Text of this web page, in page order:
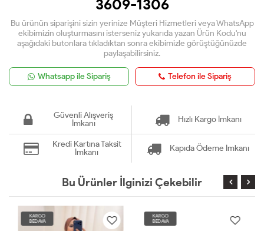
3609-1306
Bu ürünün siparişini sizin yerinize Müşteri Hizmetleri veya WhatsApp
ekibimizin oluşturmasını isterseniz yukarıda yazan Ürün Kodu'nu
aşağıdaki butonlara tıkladıktan sonra ekibimizle görüştüğünüzde
paylaşabilirsiniz.
Whatsapp ile Sipariş Telefon ile Sipariş
Güvenli Alışveriş
İmkanı
Hızlı Kargo İmkanı
Kredi Kartına Taksit
İmkanı
Kapıda Ödeme İmkanı
Bu Ürünler İlginizi Çekebilir
KARGO
BEDAVA
KARGO
BEDAVA